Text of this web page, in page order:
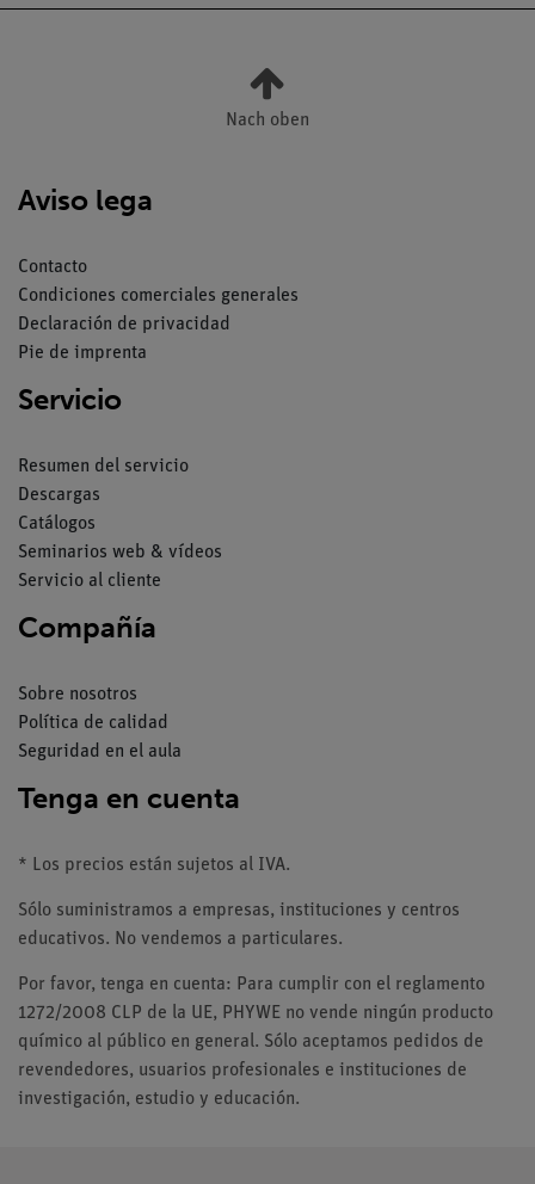
Nach oben
Aviso lega
Contacto
Condiciones comerciales generales
Declaración de privacidad
Pie de imprenta
Servicio
Resumen del servicio
Descargas
Catálogos
Seminarios web & vídeos
Servicio al cliente
Compañía
Sobre nosotros
Política de calidad
Seguridad en el aula
Tenga en cuenta
* Los precios están sujetos al IVA.
Sólo suministramos a empresas, instituciones y centros
educativos. No vendemos a particulares.
Por favor, tenga en cuenta: Para cumplir con el reglamento
1272/2008 CLP de la UE, PHYWE no vende ningún producto
químico al público en general. Sólo aceptamos pedidos de
revendedores, usuarios profesionales e instituciones de
investigación, estudio y educación.